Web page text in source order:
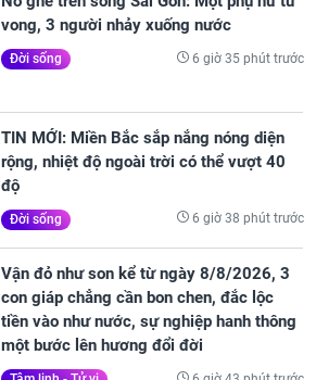
vong, 3 người nhảy xuống nước
Đời sống 6 giờ 35 phút trước
TIN MỚI: Miền Bắc sắp nắng nóng diện
rộng, nhiệt độ ngoài trời có thể vượt 40
độ
Đời sống 6 giờ 38 phút trước
Vận đỏ như son kể từ ngày 8/8/2026, 3
con giáp chẳng cần bon chen, đắc lộc
tiền vào như nước, sự nghiệp hanh thông
một bước lên hương đổi đời